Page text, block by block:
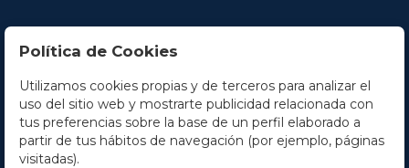
Contacto
Horario
La empresa
Política de Cookies
Utilizamos cookies propias y de terceros para analizar el
uso del sitio web y mostrarte publicidad relacionada con
tus preferencias sobre la base de un perfil elaborado a
partir de tus hábitos de navegación (por ejemplo, páginas
visitadas).